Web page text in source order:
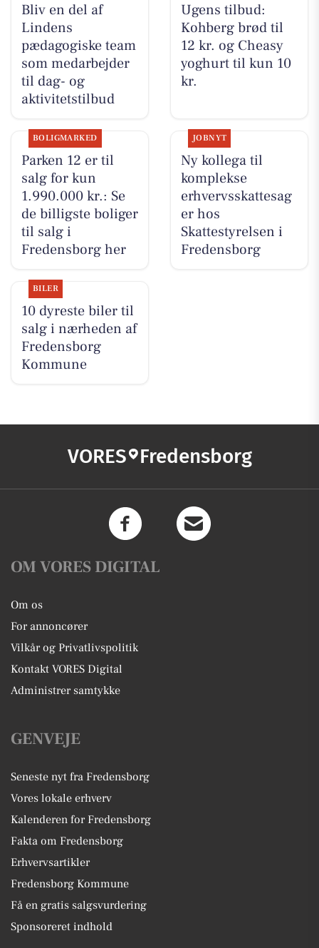
Bliv en del af
Lindens
pædagogiske team
som medarbejder
til dag- og
aktivitetstilbud
Ugens tilbud:
Kohberg brød til
12 kr. og Cheasy
yoghurt til kun 10
kr.
BOLIGMARKED
Parken 12 er til
salg for kun
1.990.000 kr.: Se
de billigste boliger
til salg i
Fredensborg her
JOBNYT
Ny kollega til
komplekse
erhvervsskattesag
er hos
Skattestyrelsen i
Fredensborg
BILER
10 dyreste biler til
salg i nærheden af
Fredensborg
Kommune
VORES Fredensborg
OM VORES DIGITAL
Om os
For annoncører
Vilkår og Privatlivspolitik
Kontakt VORES Digital
Administrer samtykke
GENVEJE
Seneste nyt fra Fredensborg
Vores lokale erhverv
Kalenderen for Fredensborg
Fakta om Fredensborg
Erhvervsartikler
Fredensborg Kommune
Få en gratis salgsvurdering
Sponsoreret indhold